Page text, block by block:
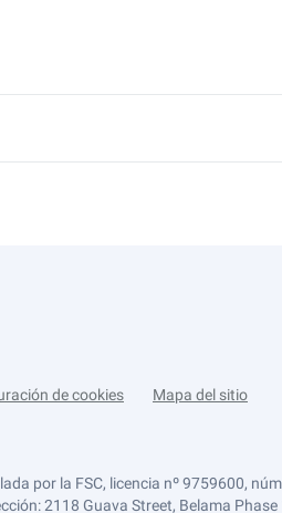
de cookies Mapa del sitio
por la FSC, licencia nº 9759600,
2118 Guava Street, Belama Phase